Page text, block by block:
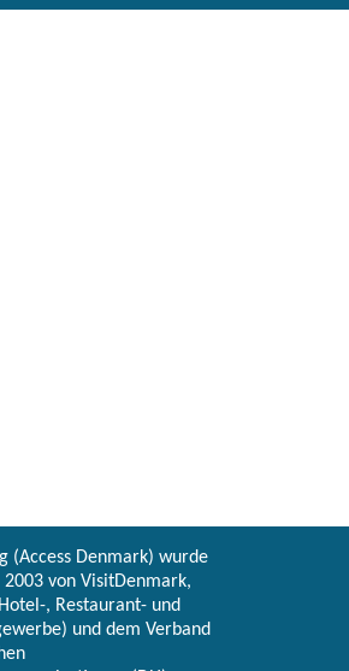
(Access Denmark) wurde
von VisitDenmark,
, Restaurant- und
und dem Verband